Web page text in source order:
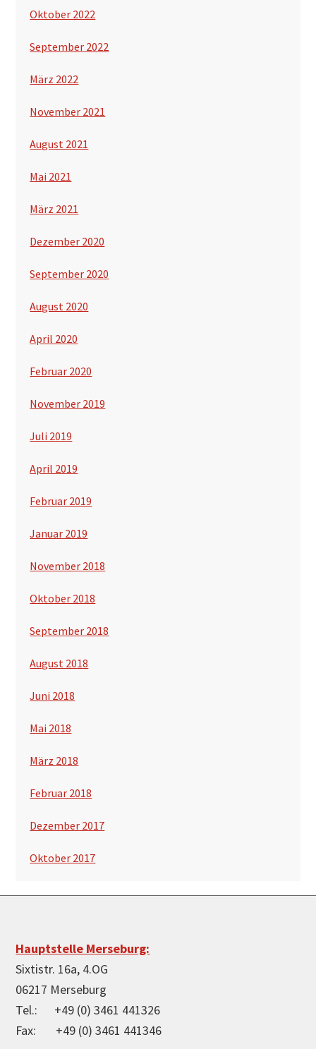
Oktober 2022
September 2022
März 2022
November 2021
August 2021
Mai 2021
März 2021
Dezember 2020
September 2020
August 2020
April 2020
Februar 2020
November 2019
Juli 2019
April 2019
Februar 2019
Januar 2019
November 2018
Oktober 2018
September 2018
August 2018
Juni 2018
Mai 2018
März 2018
Februar 2018
Dezember 2017
Oktober 2017
Footer
Hauptstelle Merseburg:
Sixtistr. 16a, 4.OG
06217 Merseburg
Tel.: +49 (0) 3461 441326
Fax: +49 (0) 3461 441346